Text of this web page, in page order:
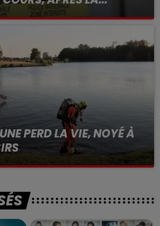
le logement servait
PERD LA VIE, NOYÉ À
pic